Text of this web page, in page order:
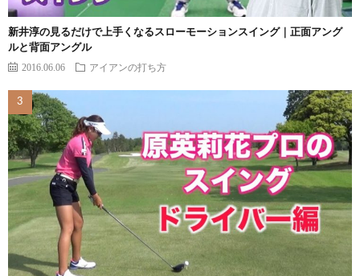
新井淳の見るだけで上手くなるスローモーションスイング｜正面アング
ルと背面アングル
2016.06.06 アイアンの打ち方